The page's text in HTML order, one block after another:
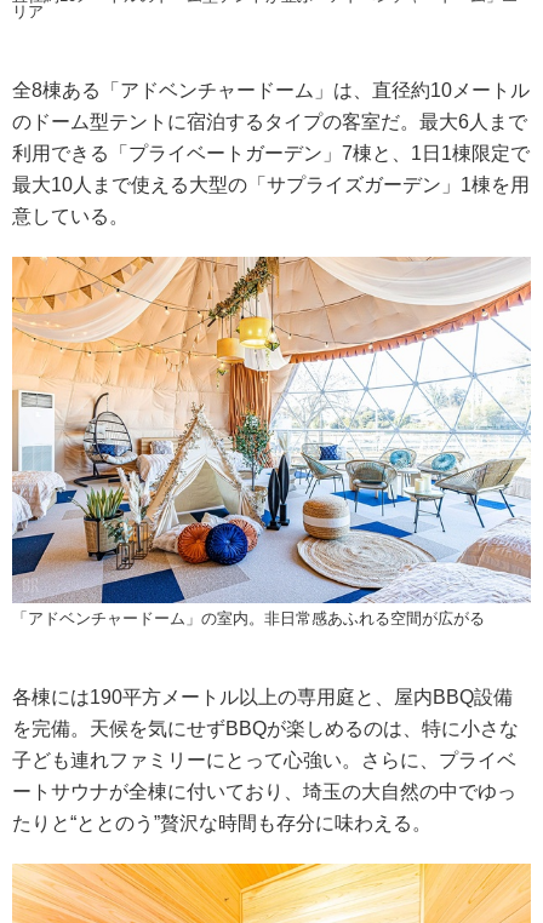
リア
全8棟ある「アドベンチャードーム」は、直径約10メートル
のドーム型テントに宿泊するタイプの客室だ。最大6人まで
利用できる「プライベートガーデン」7棟と、1日1棟限定で
最大10人まで使える大型の「サプライズガーデン」1棟を用
意している。
「アドベンチャードーム」の室内。非日常感あふれる空間が広がる
各棟には190平方メートル以上の専用庭と、屋内BBQ設備
を完備。天候を気にせずBBQが楽しめるのは、特に小さな
子ども連れファミリーにとって心強い。さらに、プライベ
ートサウナが全棟に付いており、埼玉の大自然の中でゆっ
たりと“ととのう”贅沢な時間も存分に味わえる。